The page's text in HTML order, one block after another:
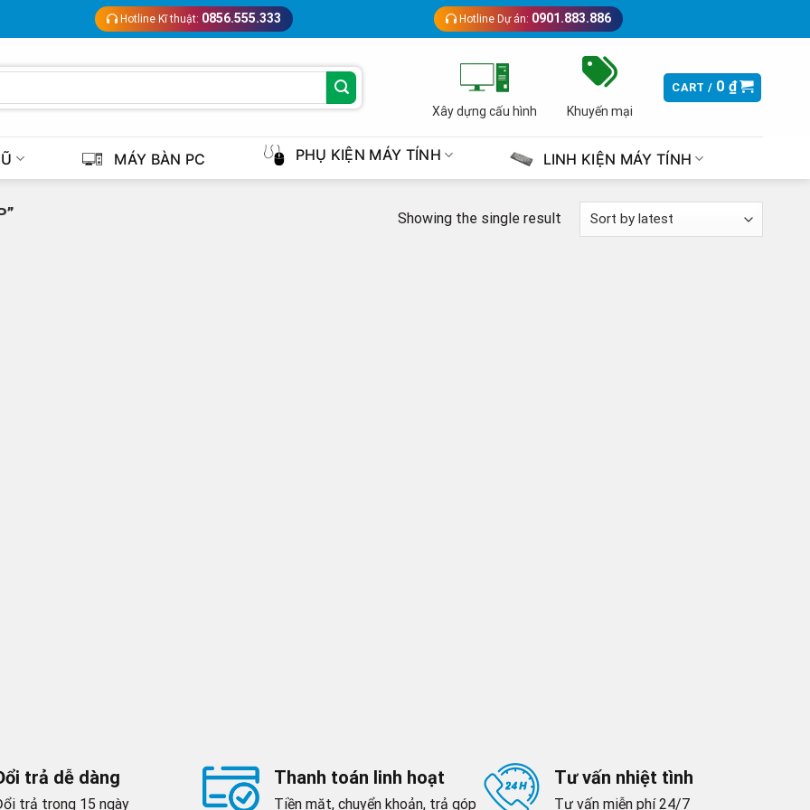
Hotline Kĩ thuật: 0856.555.333 Hotline Dự án: 0901.883.886
Xây dựng cấu hình Khuyến mại
CART / 0 ₫
MÁY BÀN PC PHỤ KIỆN MÁY TÍNH LINH KIỆN MÁY TÍNH
Showing the single result
trả dễ dàng
trả trong 15 ngày
Thanh toán linh hoạt
Tiền mặt, chuyển khoản, trả góp
Tư vấn nhiệt tình
Tư vấn miễn phí 24/7